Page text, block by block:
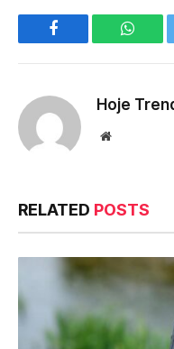
Facebook
Hoje
Website
RELATED POSTS